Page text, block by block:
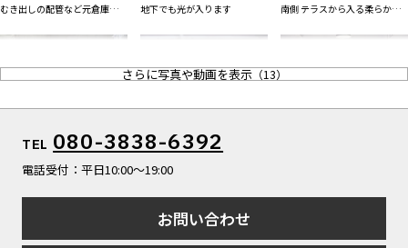
掲載のお問い合わせ
むき出しの配管など元倉庫のよ
地下でも光が入ります
南側 テラスから入る柔らかい
倉庫をリノベーションしたよう
階段上から俯瞰撮影も
さらに写真や動画を表示（13）
TEL 080-3838-6392
電話受付：平日10:00〜19:00
お問い合わせ